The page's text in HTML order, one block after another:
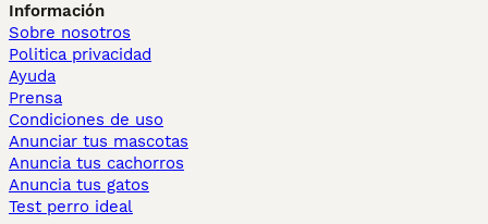
Información
Sobre nosotros
Politica privacidad
Ayuda
Prensa
Condiciones de uso
Anunciar tus mascotas
Anuncia tus cachorros
Anuncia tus gatos
Test perro ideal